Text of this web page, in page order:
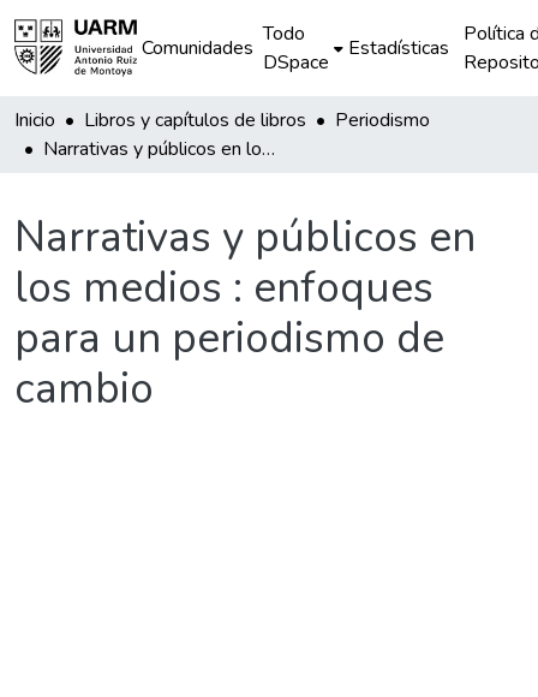
Comunidades
Todo
DSpace
Estadísticas
Política
Inicio Libros y capítulos de libros
Periodismo
Narrativas y públicos en los medios : enfoques para un periodismo de cambio
Narrativas y públicos en
los medios : enfoques
para un periodismo de
cambio